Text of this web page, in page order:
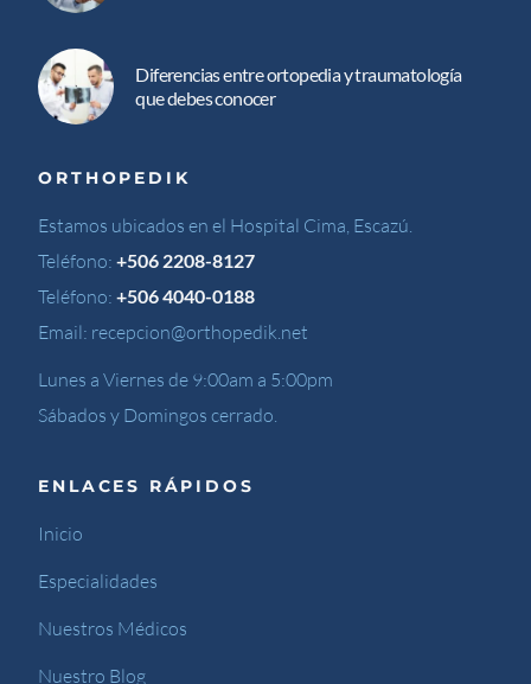
Diferencias entre ortopedia y traumatología
que debes conocer
ORTHOPEDIK
Estamos ubicados en el Hospital Cima, Escazú.
Teléfono:+506 2208-8127
Teléfono:+506 4040-0188
Email: recepcion@orthopedik.net
Lunes a Viernes de 9:00am a 5:00pm
Sábados y Domingos cerrado.
ENLACES RÁPIDOS
Inicio
Especialidades
Nuestros Médicos
Nuestro Blog